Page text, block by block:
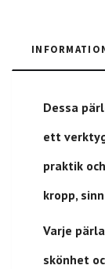
Dessa
ett
praktik
kropp,
Varje
skönhet